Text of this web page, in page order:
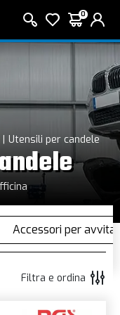
0
Utensili per candele
Filtra e ordina